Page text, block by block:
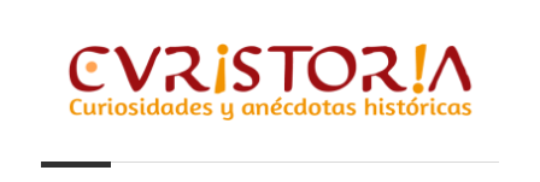
contenido
Curistoria
y